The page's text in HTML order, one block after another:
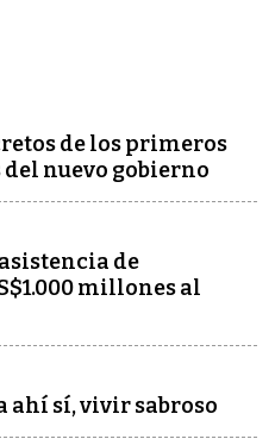
de los primeros
nuevo gobierno
de
millones al
ahí sí, vivir sabroso